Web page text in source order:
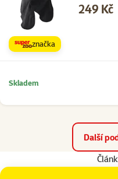
Cena
249 Kč
značka
Skladem
Další